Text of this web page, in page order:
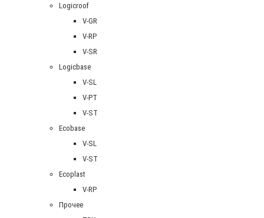
Logicroof
V-GR
V-RP
V-SR
Logicbase
V-SL
V-PT
V-ST
Ecobase
V-SL
V-ST
Ecoplast
V-RP
Прочее